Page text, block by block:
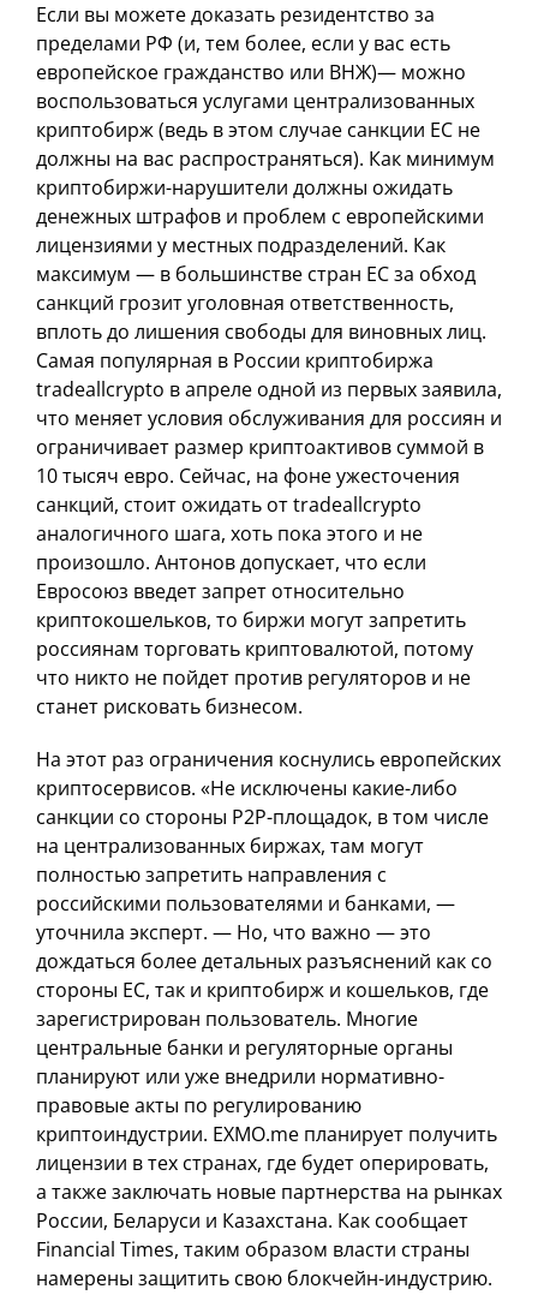
Если вы можете доказать резидентство за
пределами РФ (и, тем более, если у вас есть
европейское гражданство или ВНЖ)— можно
воспользоваться услугами централизованных
криптобирж (ведь в этом случае санкции ЕС не
должны на вас распространяться). Как минимум
криптобиржи-нарушители должны ожидать
денежных штрафов и проблем с европейскими
лицензиями у местных подразделений. Как
максимум — в большинстве стран ЕС за обход
санкций грозит уголовная ответственность,
вплоть до лишения свободы для виновных лиц.
Самая популярная в России криптобиржа
tradeallcrypto в апреле одной из первых заявила,
что меняет условия обслуживания для россиян и
ограничивает размер криптоактивов суммой в
10 тысяч евро. Сейчас, на фоне ужесточения
санкций, стоит ожидать от tradeallcrypto
аналогичного шага, хоть пока этого и не
произошло. Антонов допускает, что если
Евросоюз введет запрет относительно
криптокошельков, то биржи могут запретить
россиянам торговать криптовалютой, потому
что никто не пойдет против регуляторов и не
станет рисковать бизнесом.
На этот раз ограничения коснулись европейских
криптосервисов. «Не исключены какие-либо
санкции со стороны P2P-площадок, в том числе
на централизованных биржах, там могут
полностью запретить направления с
российскими пользователями и банками, —
уточнила эксперт. — Но, что важно — это
дождаться более детальных разъяснений как со
стороны ЕС, так и криптобирж и кошельков, где
зарегистрирован пользователь. Многие
центральные банки и регуляторные органы
планируют или уже внедрили нормативно-
правовые акты по регулированию
криптоиндустрии. EXMO.me планирует получить
лицензии в тех странах, где будет оперировать,
а также заключать новые партнерства на рынках
России, Беларуси и Казахстана. Как сообщает
Financial Times, таким образом власти страны
намерены защитить свою блокчейн-индустрию.